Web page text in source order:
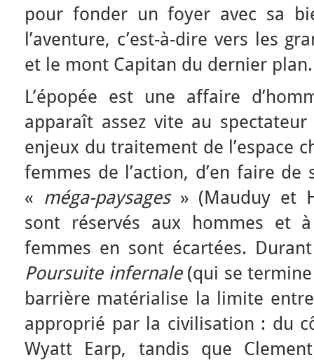
pour fonder un foyer avec sa
l’aventure, c’est-à-dire vers les
et le mont Capitan du dernier plan.
L’épopée est une affaire
apparaît assez vite au
enjeux du traitement de l’espace
femmes de l’action, d’en faire de
« méga-paysages» (Mauduy et
sont réservés aux hommes et
femmes en sont écartées.
Poursuite infernale(qui se termine
barrière matérialise la limite
approprié par la civilisation : du
Wyatt Earp, tandis que